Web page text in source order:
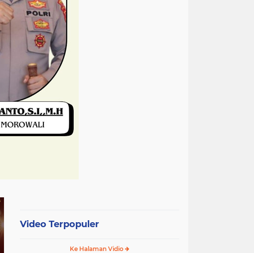
Video Terpopuler
Ke Halaman Vidio